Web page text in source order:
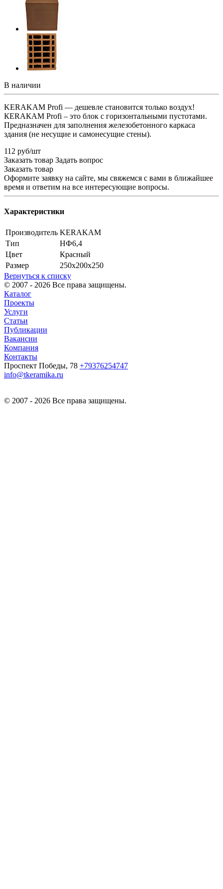
В наличии
KERAKAM Profi — дешевле становится только воздух!
КЕRАКАМ Profi – это блок c горизонтальными пустотами.
Предназначен для заполнения железобетонного каркаса
здания (не несущие и самонесущие стены).
112 руб/шт
Заказать товар Задать вопрос
Заказать товар
Оформите заявку на сайте, мы свяжемся с вами в ближайшее
время и ответим на все интересующие вопросы.
Характеристики
Производитель KERAKAM
Тип
НФ6,4
Цвет
Красный
Размер
250х200х250
Вернуться к списку
© 2007 - 2026 Все права защищены.
Каталог
Проекты
Услуги
Статьи
Публикации
Вакансии
Компания
Контакты
Проспект Победы, 78 +79376254747
info@tkeramika.ru
© 2007 - 2026 Все права защищены.